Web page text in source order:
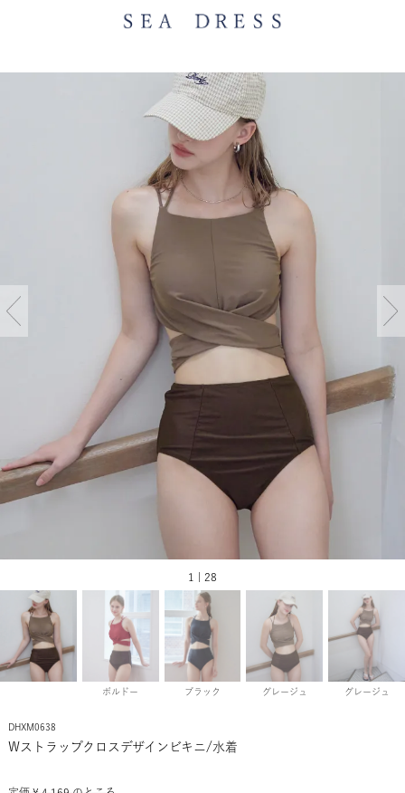
1 | 28
ボルドー ブラック グレージュ グレージュ
DHXM0638
Wストラップクロスデザインビキニ/水着